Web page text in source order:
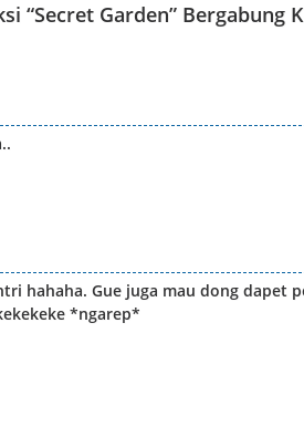
“Secret Garden”
hahaha. Gue juga mau dong dapet
*ngarep*